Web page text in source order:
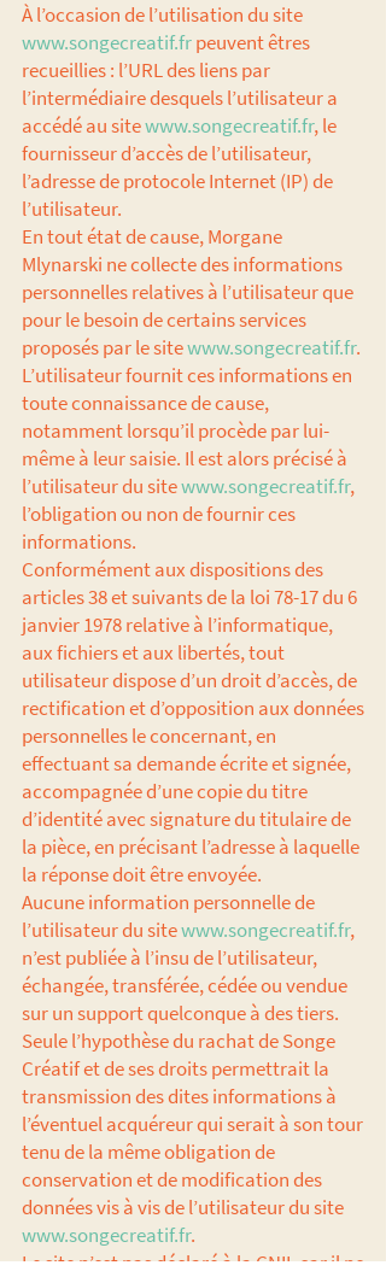
À l’occasion de l’utilisation du site
www.songecreatif.frpeuvent êtres
recueillies : l’URL des liens par
l’intermédiaire desquels l’utilisateur a
accédé au sitewww.songecreatif.fr, le
fournisseur d’accès de l’utilisateur,
l’adresse de protocole Internet (IP) de
l’utilisateur.
En tout état de cause, Morgane
Mlynarski ne collecte des informations
personnelles relatives à l’utilisateur que
pour le besoin de certains services
proposés par le sitewww.songecreatif.fr.
L’utilisateur fournit ces informations en
toute connaissance de cause,
notamment lorsqu’il procède par lui-
même à leur saisie. Il est alors précisé à
l’utilisateur du sitewww.songecreatif.fr,
l’obligation ou non de fournir ces
informations.
Conformément aux dispositions des
articles 38 et suivants de la loi 78-17 du 6
janvier 1978 relative à l’informatique,
aux fichiers et aux libertés, tout
utilisateur dispose d’un droit d’accès, de
rectification et d’opposition aux données
personnelles le concernant, en
effectuant sa demande écrite et signée,
accompagnée d’une copie du titre
d’identité avec signature du titulaire de
la pièce, en précisant l’adresse à laquelle
la réponse doit être envoyée.
Aucune information personnelle de
l’utilisateur du sitewww.songecreatif.fr,
n’est publiée à l’insu de l’utilisateur,
échangée, transférée, cédée ou vendue
sur un support quelconque à des tiers.
Seule l’hypothèse du rachat de Songe
Créatif et de ses droits permettrait la
transmission des dites informations à
l’éventuel acquéreur qui serait à son tour
tenu de la même obligation de
conservation et de modification des
données vis à vis de l’utilisateur du site
www.songecreatif.fr.
Le site n’est pas déclaré à la CNIL car il ne